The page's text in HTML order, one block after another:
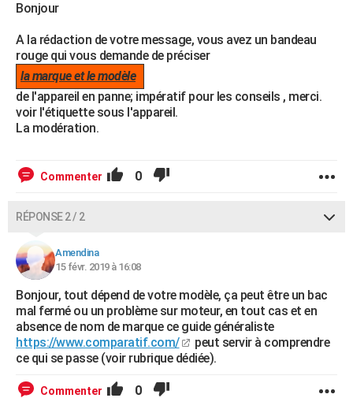
S'inscrire
Se connecter
Lycées
Collèges
Primaires
Universités
Entreprises
Service militaire
Avis de recherche
AVIS DE DÉCÈS
FORUM
Bricolage
Lifestyle
Culture
Sport
Auto
Television
Voyage
Cinema
Bonjour
A la rédaction de votre message, vous avez un bandeau
rouge qui vous demande de préciser
la marque et le modèle
de l'appareil en panne; impératif pour les conseils , merci.
voir l'étiquette sous l'appareil.
La modération.
Commenter 0
RÉPONSE 2 / 2
Amendina
15 févr. 2019 à 16:08
Bonjour, tout dépend de votre modèle, ça peut être un bac
mal fermé ou un problème sur moteur, en tout cas et en
absence de nom de marque ce guide généraliste
https://www.comparatif.com/
peut servir à comprendre
ce qui se passe (voir rubrique dédiée).
Commenter 0